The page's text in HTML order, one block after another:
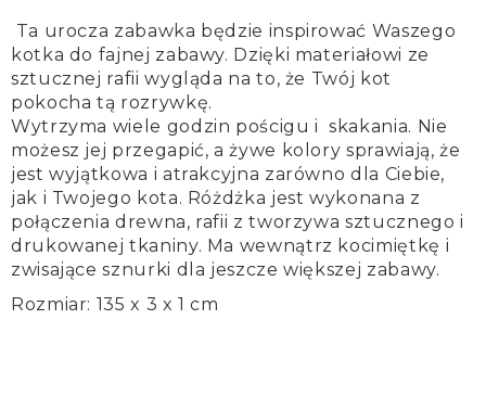
Ta urocza zabawka będzie inspirować Waszego
kotka do fajnej zabawy. Dzięki materiałowi ze
sztucznej rafii wygląda na to, że Twój kot
pokocha tą rozrywkę.
Wytrzyma wiele godzin pościgu i skakania. Nie
możesz jej przegapić, a żywe kolory sprawiają, że
jest wyjątkowa i atrakcyjna zarówno dla Ciebie,
jak i Twojego kota. Różdżka jest wykonana z
połączenia drewna, rafii z tworzywa sztucznego i
drukowanej tkaniny. Ma wewnątrz kocimiętkę i
zwisające sznurki dla jeszcze większej zabawy.
Rozmiar: 135 x 3 x 1 cm